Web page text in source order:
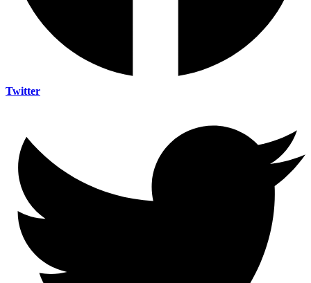
Twitter